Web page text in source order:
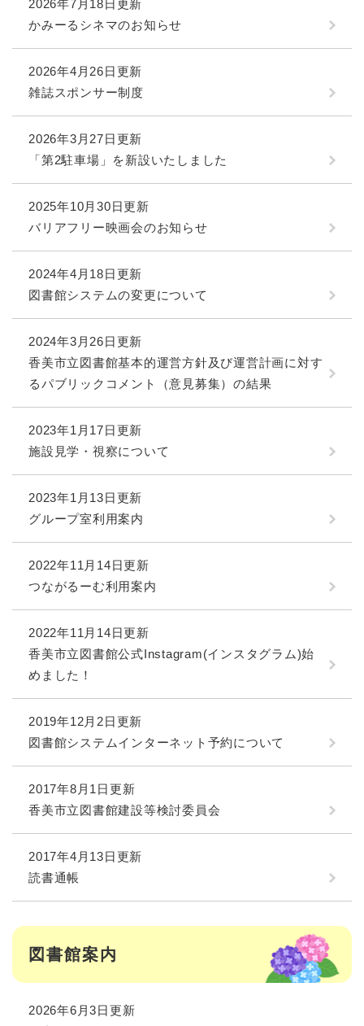
2026年7月18日更新
かみーるシネマのお知らせ
2026年4月26日更新
雑誌スポンサー制度
2026年3月27日更新
「第2駐車場」を新設いたしました
2025年10月30日更新
バリアフリー映画会のお知らせ
2024年4月18日更新
図書館システムの変更について
2024年3月26日更新
香美市立図書館基本的運営方針及び運営計画に対す
るパブリックコメント（意見募集）の結果
2023年1月17日更新
施設見学・視察について
2023年1月13日更新
グループ室利用案内
2022年11月14日更新
つながるーむ利用案内
2022年11月14日更新
香美市立図書館公式Instagram(インスタグラム)始
めました！
2019年12月2日更新
図書館システムインターネット予約について
2017年8月1日更新
香美市立図書館建設等検討委員会
2017年4月13日更新
読書通帳
図書館案内
2026年6月3日更新